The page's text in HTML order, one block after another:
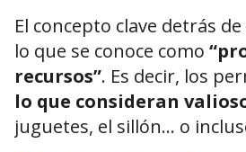
El concepto clave detrás
lo que se conoce como
recursos”. Es decir, los
lo que consideran
juguetes, el sillón... o